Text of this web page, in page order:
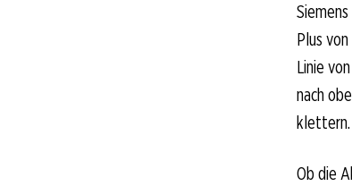
Plus
Linie
nach
klettern.
Ob die